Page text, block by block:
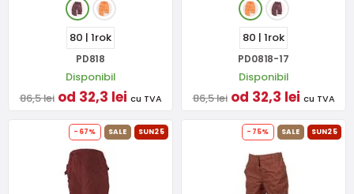
80 | 1rok
PD818
Disponibil
86,5 lei od 32,3 lei cu TVA
80 | 1rok
PD0818-17
Disponibil
86,5 lei od 32,3 lei cu TVA
-67% SALE SUN25 -75% SALE SUN25